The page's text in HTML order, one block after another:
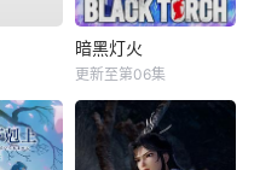
暗黑灯火
更新至第06集